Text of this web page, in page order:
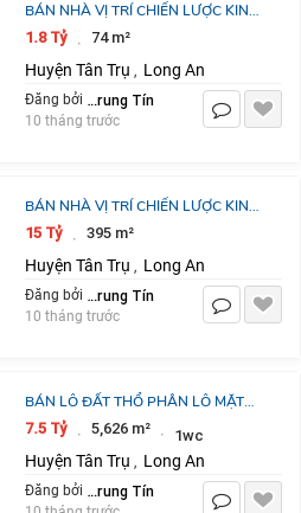
BÁN NHÀ VỊ TRÍ CHIẾN LƯỢC KINH
DOANH KHU VỰC CẦU TRE GIÁ 1,8
1.8 Tỷ · 74 m²
Huyện Tân Trụ , Long An
Đăng bởi Trần Trung Tín
10 tháng trước
BÁN NHÀ VỊ TRÍ CHIẾN LƯỢC KINH
DOANH HAI MẶT TIỀN KHU VỰC
15 Tỷ · 395 m²
Huyện Tân Trụ , Long An
Đăng bởi Trần Trung Tín
10 tháng trước
BÁN LÔ ĐẤT THỔ PHÂN LÔ MẶT
TIỀN ĐÊ BAO GIÁ 7,5 TỶ
7.5 Tỷ · 5,626 m² · 1wc
Huyện Tân Trụ , Long An
Đăng bởi Trần Trung Tín